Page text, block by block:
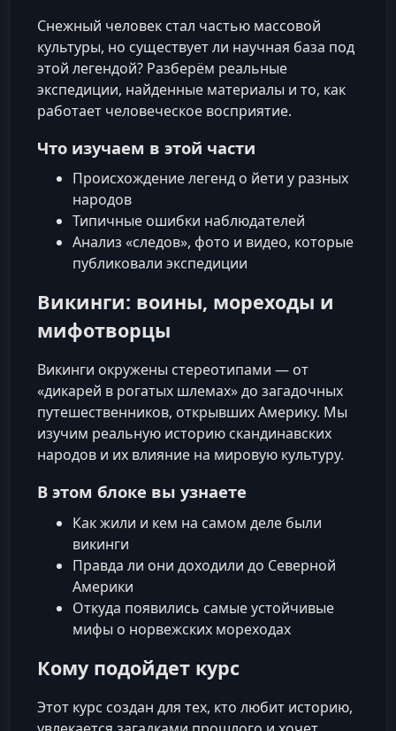
Снежный человек стал частью массовой
культуры, но существует ли научная база под
этой легендой? Разберём реальные
экспедиции, найденные материалы и то, как
работает человеческое восприятие.
Что изучаем в этой части
Происхождение легенд о йети у разных
народов
Типичные ошибки наблюдателей
Анализ «следов», фото и видео, которые
публиковали экспедиции
Викинги: воины, мореходы и
мифотворцы
Викинги окружены стереотипами — от
«дикарей в рогатых шлемах» до загадочных
путешественников, открывших Америку. Мы
изучим реальную историю скандинавских
народов и их влияние на мировую культуру.
В этом блоке вы узнаете
Как жили и кем на самом деле были
викинги
Правда ли они доходили до Северной
Америки
Откуда появились самые устойчивые
мифы о норвежских мореходах
Кому подойдет курс
Этот курс создан для тех, кто любит историю,